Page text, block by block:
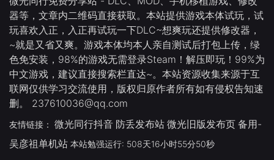
器等，文章内二维码直接获取。本站提供游戏本体试玩，试
玩喜欢入正，入正再试玩一下DLC~想爽玩还提供修改器，
~就是又省又爽。游戏本体均本人亲自测试后打包上传，绿
色免安装，98%的游戏无需登录Steam！解压即玩！99%为
中文游戏，建议直接搜索栏直达~。本站资源收集来源于互
联网仅供学习交流使用，版权归原作者所有如有侵权告知速
删。 237610036@qq.com
友情链接： 微光同行抖音 防丢发布站 微光旧版发布页 备用-
吴彦祖单机站 本站勉强运行: 508天16小时55分50秒